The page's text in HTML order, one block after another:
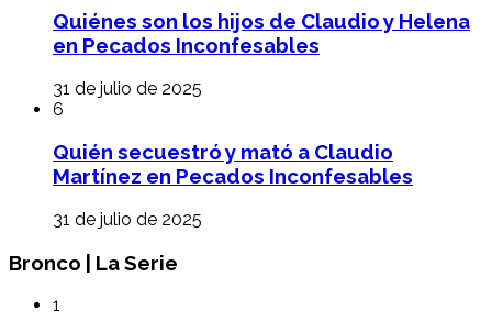
Quiénes son los hijos de Claudio y Helena
en Pecados Inconfesables
31 de julio de 2025
6
Quién secuestró y mató a Claudio
Martínez en Pecados Inconfesables
31 de julio de 2025
Bronco | La Serie
1